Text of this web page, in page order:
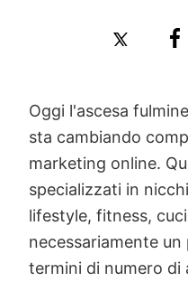
Oggi l'ascesa
sta cambiando
marketing online.
specializzati in
lifestyle, fitness,
necessariamente
termini di numero di